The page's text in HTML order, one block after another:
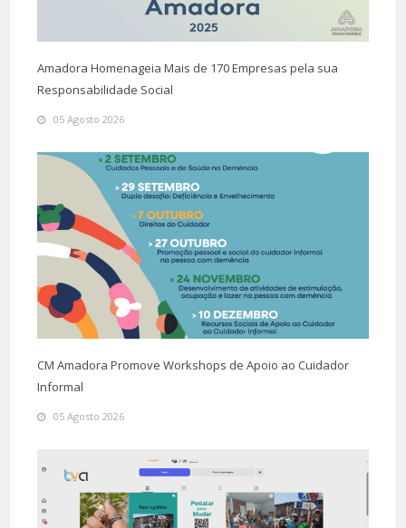
Amadora Homenageia Mais de 170 Empresas pela sua
Responsabilidade Social
05 Agosto 2026
CM Amadora Promove Workshops de Apoio ao Cuidador
Informal
05 Agosto 2026